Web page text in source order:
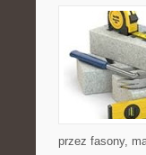
przez fasony,